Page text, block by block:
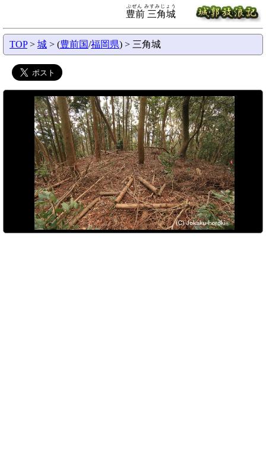
豊前 三角城
ぶぜん みすみじょう
TOP> 城 > (豊前国/福岡県) > 三角城